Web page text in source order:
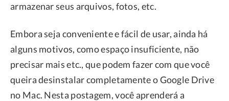
armazenar seus arquivos, fotos, etc.
Embora seja conveniente e fácil de usar, ainda há
alguns motivos, como espaço insuficiente, não
precisar mais etc., que podem fazer com que você
queira desinstalar completamente o Google Drive
no Mac. Nesta postagem, você aprenderá a